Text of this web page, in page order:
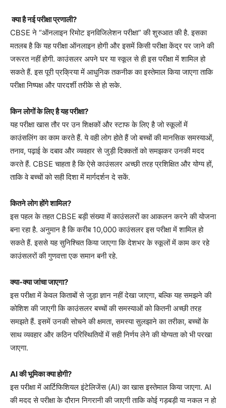
क्या है नई परीक्षा प्रणाली?
CBSE ने “ऑनलाइन रिमोट इनविजिलेशन परीक्षा” की शुरुआत की है. इसका
मतलब है कि यह परीक्षा ऑनलाइन होगी और इसमें किसी परीक्षा केंद्र पर जाने की
जरूरत नहीं होगी. काउंसलर अपने घर या स्कूल से ही इस परीक्षा में शामिल हो
सकते हैं. इस पूरी प्रक्रिया में आधुनिक तकनीक का इस्तेमाल किया जाएगा ताकि
परीक्षा निष्पक्ष और पारदर्शी तरीके से हो सके.
किन लोगों के लिए है यह परीक्षा?
यह परीक्षा खास तौर पर उन शिक्षकों और स्टाफ के लिए है जो स्कूलों में
काउंसलिंग का काम करते हैं. ये वही लोग होते हैं जो बच्चों की मानसिक समस्याओं,
तनाव, पढ़ाई के दबाव और व्यवहार से जुड़ी दिक्कतों को समझकर उनकी मदद
करते हैं. CBSE चाहता है कि ऐसे काउंसलर अच्छी तरह प्रशिक्षित और योग्य हों,
ताकि वे बच्चों को सही दिशा में मार्गदर्शन दे सकें.
कितने लोग होंगे शामिल?
इस पहल के तहत CBSE बड़ी संख्या में काउंसलरों का आकलन करने की योजना
बना रहा है. अनुमान है कि करीब 10,000 काउंसलर इस परीक्षा में शामिल हो
सकते हैं. इससे यह सुनिश्चित किया जाएगा कि देशभर के स्कूलों में काम कर रहे
काउंसलरों की गुणवत्ता एक समान बनी रहे.
क्या-क्या जांचा जाएगा?
इस परीक्षा में केवल किताबों से जुड़ा ज्ञान नहीं देखा जाएगा, बल्कि यह समझने की
कोशिश की जाएगी कि काउंसलर बच्चों की समस्याओं को कितनी अच्छी तरह
समझते हैं. इसमें उनकी सोचने की क्षमता, समस्या सुलझाने का तरीका, बच्चों के
साथ व्यवहार और कठिन परिस्थितियों में सही निर्णय लेने की योग्यता को भी परखा
जाएगा.
AI की भूमिका क्या होगी?
इस परीक्षा में आर्टिफिशियल इंटेलिजेंस (AI) का खास इस्तेमाल किया जाएगा. AI
की मदद से परीक्षा के दौरान निगरानी की जाएगी ताकि कोई गड़बड़ी या नकल न हो